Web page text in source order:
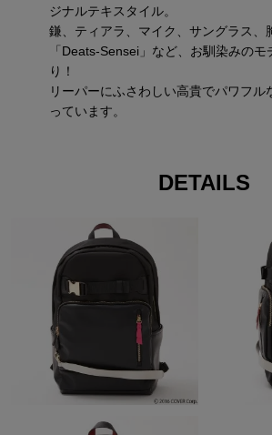
ジナルテキスタイル。
鎌、ティアラ、マイク、サングラス、
「Deats-Sensei」など、お馴染みの
り！
リーパーにふさわしい高貴でパワフル
っています。
DETAILS